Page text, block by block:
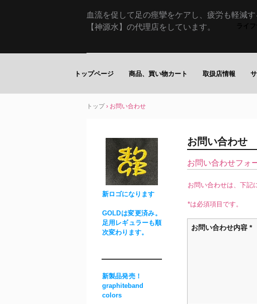
血流を促して足の痙攣をケアし、疲労も軽減
【神源水】の代理店をしています。
トップページ 商品、買い物カート 取扱店情報
トップ › お問い合わせ
お問い合わせ
お問い合わせフォ
お問い合わせは、下記
*は必須項目です。
お問い合わせ内容 *
新ロゴになります
GOLDは変更済み。
足用レギュラーも順
次変わります。
新製品発売！
graphiteband
colors